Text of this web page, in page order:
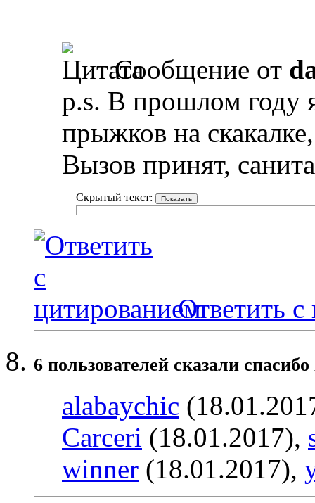
Сообщение от
p.s. В прошлом году
прыжков на
Вызов принят,
Скрытый текст:
Ответить с
6 пользователей сказали
alabaychic
Carceri (18.01.2017),
winner (18.01.2017),